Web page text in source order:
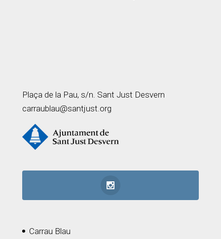
Plaça de la Pau, s/n. Sant Just Desvern
carraublau@santjust.org
Carrau Blau